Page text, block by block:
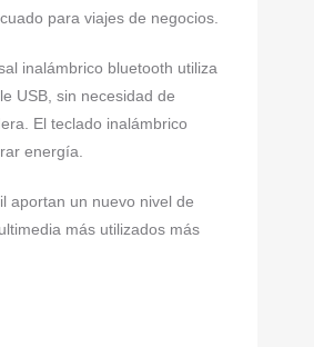
para viajes de negocios.
inalámbrico bluetooth utiliza
USB, sin necesidad de
El teclado inalámbrico
energía.
aportan un nuevo nivel de
más utilizados más